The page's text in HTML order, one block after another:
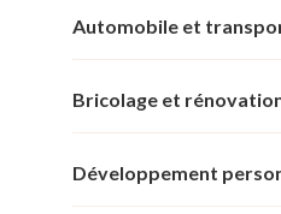
Automobile et
Bricolage et
Développement